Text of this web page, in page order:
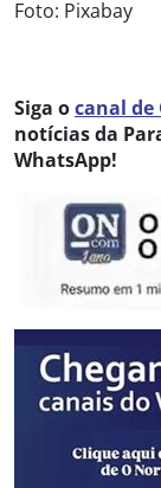
Foto: Pixabay
Siga ocanal de
notícias da
WhatsApp!